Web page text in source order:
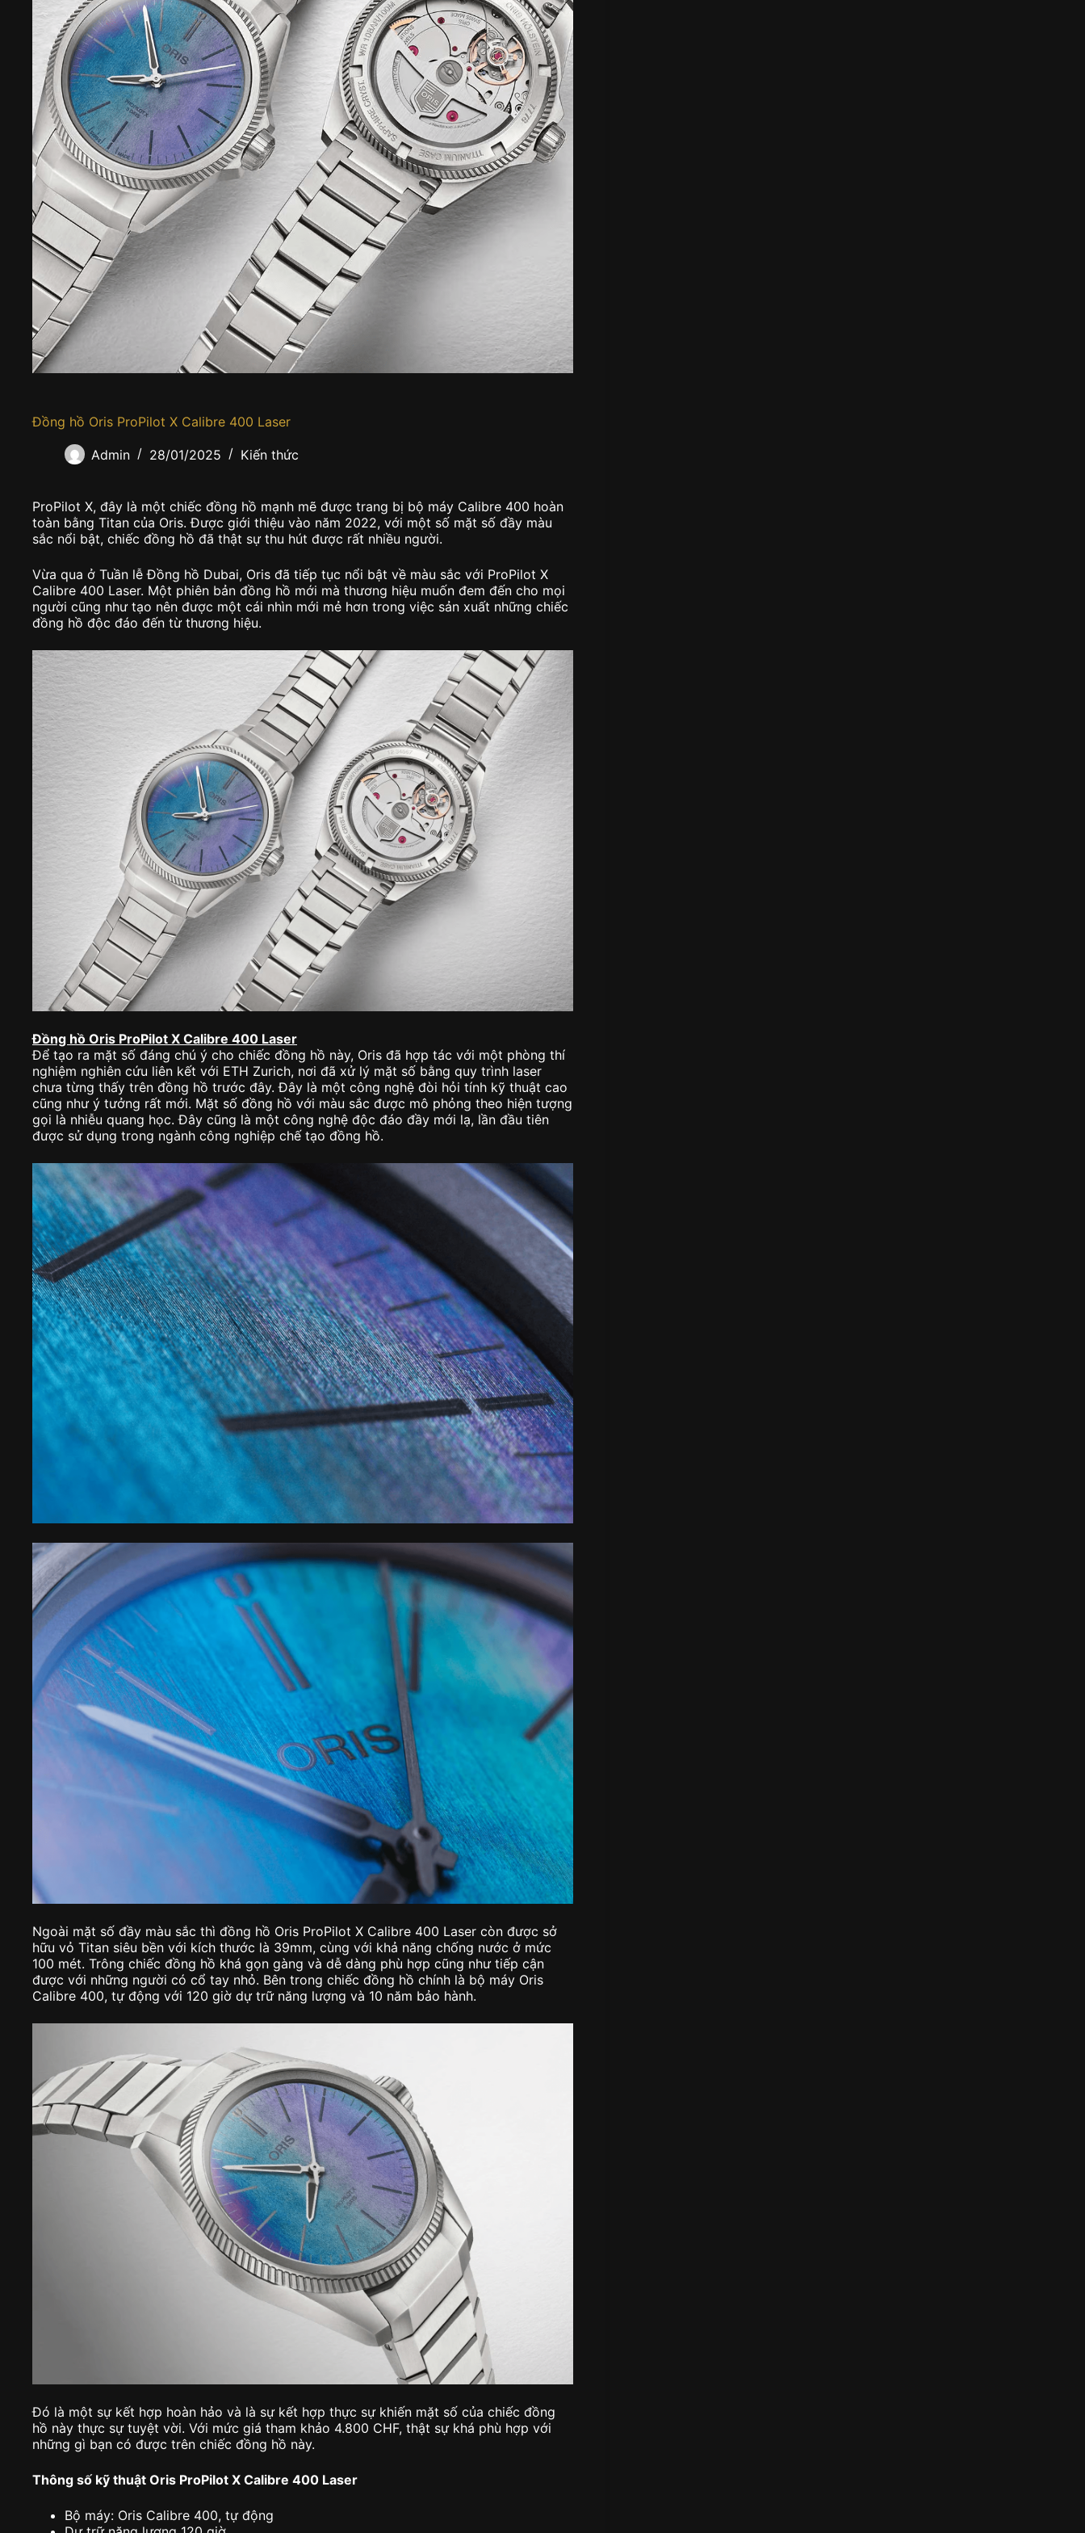
Đồng hồ Oris ProPilot X Calibre 400 Laser
Admin 28/01/2025 Kiến thức
ProPilot X, đây là một chiếc đồng hồ mạnh mẽ được trang bị bộ máy Calibre 400 hoàn
toàn bằng Titan của Oris. Được giới thiệu vào năm 2022, với một số mặt số đầy màu
sắc nổi bật, chiếc đồng hồ đã thật sự thu hút được rất nhiều người.
Vừa qua ở Tuần lễ Đồng hồ Dubai, Oris đã tiếp tục nổi bật về màu sắc với ProPilot X
Calibre 400 Laser. Một phiên bản đồng hồ mới mà thương hiệu muốn đem đến cho mọi
người cũng như tạo nên được một cái nhìn mới mẻ hơn trong việc sản xuất những chiếc
đồng hồ độc đáo đến từ thương hiệu.
Đồng hồ Oris ProPilot X Calibre 400 Laser
Để tạo ra mặt số đáng chú ý cho chiếc đồng hồ này, Oris đã hợp tác với một phòng thí
nghiệm nghiên cứu liên kết với ETH Zurich, nơi đã xử lý mặt số bằng quy trình laser
chưa từng thấy trên đồng hồ trước đây. Đây là một công nghệ đòi hỏi tính kỹ thuật cao
cũng như ý tưởng rất mới. Mặt số đồng hồ với màu sắc được mô phỏng theo hiện tượng
gọi là nhiễu quang học. Đây cũng là một công nghệ độc đáo đầy mới lạ, lần đầu tiên
được sử dụng trong ngành công nghiệp chế tạo đồng hồ.
Ngoài mặt số đầy màu sắc thì đồng hồ Oris ProPilot X Calibre 400 Laser còn được sở
hữu vỏ Titan siêu bền với kích thước là 39mm, cùng với khả năng chống nước ở mức
100 mét. Trông chiếc đồng hồ khá gọn gàng và dễ dàng phù hợp cũng như tiếp cận
được với những người có cổ tay nhỏ. Bên trong chiếc đồng hồ chính là bộ máy Oris
Calibre 400, tự động với 120 giờ dự trữ năng lượng và 10 năm bảo hành.
Đó là một sự kết hợp hoàn hảo và là sự kết hợp thực sự khiến mặt số của chiếc đồng
hồ này thực sự tuyệt vời. Với mức giá tham khảo 4.800 CHF, thật sự khá phù hợp với
những gì bạn có được trên chiếc đồng hồ này.
Thông số kỹ thuật Oris ProPilot X Calibre 400 Laser
Bộ máy: Oris Calibre 400, tự động